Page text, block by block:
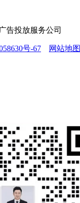
告投放服务公司
号-67
网站地图